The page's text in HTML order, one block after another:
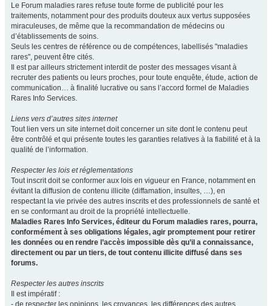
Le Forum maladies rares refuse toute forme de publicité pour les
traitements, notamment pour des produits douteux aux vertus supposées
miraculeuses, de même que la recommandation de médecins ou
d’établissements de soins.
Seuls les centres de référence ou de compétences, labellisés "maladies
rares", peuvent être cités.
Il est par ailleurs strictement interdit de poster des messages visant à
recruter des patients ou leurs proches, pour toute enquête, étude, action de
communication… à finalité lucrative ou sans l’accord formel de Maladies
Rares Info Services.
Liens vers d’autres sites internet
Tout lien vers un site internet doit concerner un site dont le contenu peut
être contrôlé et qui présente toutes les garanties relatives à la fiabilité et à la
qualité de l’information.
Respecter les lois et réglementations
Tout inscrit doit se conformer aux lois en vigueur en France, notamment en
évitant la diffusion de contenu illicite (diffamation, insultes, …), en
respectant la vie privée des autres inscrits et des professionnels de santé et
en se conformant au droit de la propriété intellectuelle.
Maladies Rares Info Services, éditeur du Forum maladies rares, pourra,
conformément à ses obligations légales, agir promptement pour retirer
les données ou en rendre l’accès impossible dès qu’il a connaissance,
directement ou par un tiers, de tout contenu illicite diffusé dans ses
forums.
Respecter les autres inscrits
Il est impératif :
- de respecter les opinions, les croyances, les différences des autres